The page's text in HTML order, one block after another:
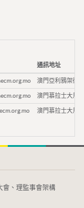
通訊地址
澳門亞利鴉架街9
澳門慕拉士大馬
澳門慕拉士大馬
會、理監事會架構